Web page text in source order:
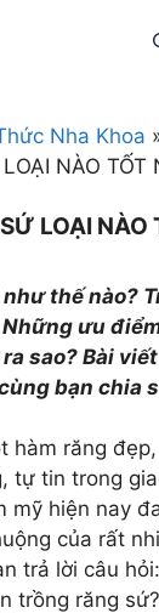
Nha Khoa
NÀO TỐT
LOẠI NÀO
thế nào?
ưu
sao? Bài
bạn chia
hàm răng
tự tin trong
mỹ hiện nay
của rất
trả lời câu hỏi:
trồng răng sứ?